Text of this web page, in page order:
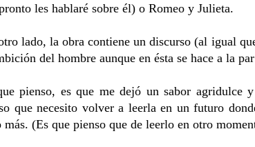
les hablaré sobre él) o Romeo y Julieta.
lado, la obra contiene un discurso (al igual
del hombre aunque en ésta se hace a la
pienso, es que me dejó un sabor agridulce
que necesito volver a leerla en un futuro
más. (Es que pienso que de leerlo en otro